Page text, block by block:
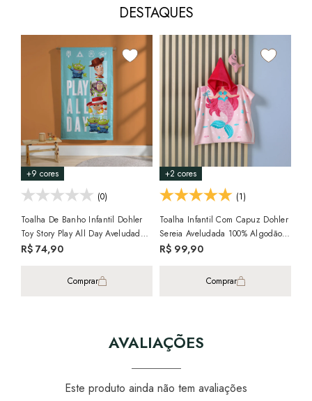
DESTAQUES
+9 cores
(0)
Toalha De Banho Infantil Dohler
Toy Story Play All Day Aveludada
100% Algodão - Gramatura:
R$ 74,90
Comprar
+2 cores
(1)
Toalha Infantil Com Capuz Dohler
Sereia Aveludada 100% Algodão -
Gramatura: 320g/m²
R$ 99,90
Comprar
AVALIAÇÕES
Este produto ainda não tem avaliações